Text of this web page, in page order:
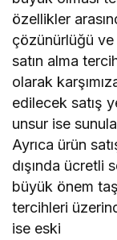
özellikler
çözünürlüğü ve
satın alma
olarak
edilecek satış
unsur ise
Ayrıca ürün
dışında ücretli
büyük önem
tercihleri
ise eski